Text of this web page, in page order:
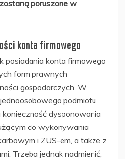
poruszone w
konta firmowego
posiadania konta firmowego
form prawnych
gospodarczych. W
podmiotu
konieczność dysponowania
do wykonywania
i ZUS-em, a także z
Trzeba jednak nadmienić,